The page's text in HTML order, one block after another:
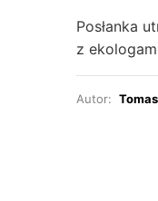
Posłanka
z
Autor: